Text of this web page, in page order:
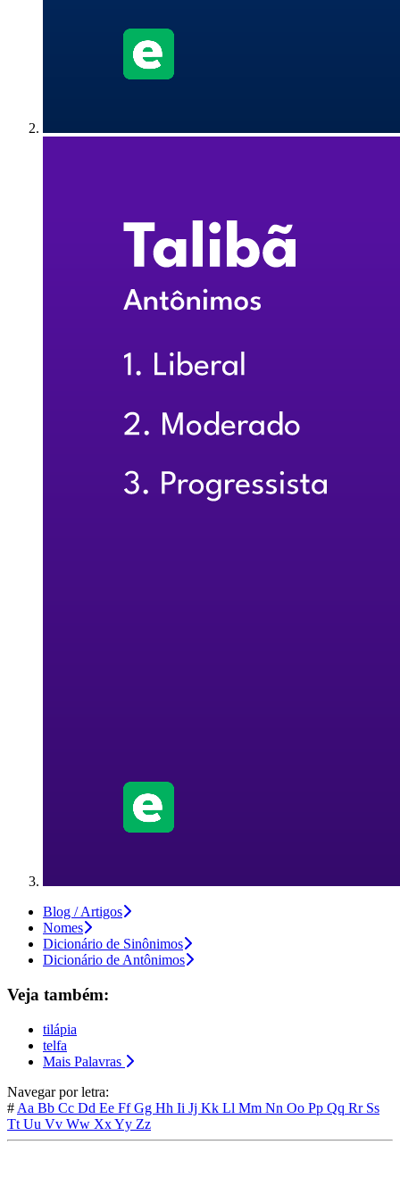
Blog / Artigos
Nomes
Dicionário de Sinônimos
Dicionário de Antônimos
Veja também:
tilápia
telfa
Mais Palavras
Navegar por letra:
# Aa Bb Cc Dd Ee FfGg Hh Ii Jj Kk Ll Mm Nn Oo Pp Qq Rr Ss
Tt Uu Vv Ww XxYy Zz